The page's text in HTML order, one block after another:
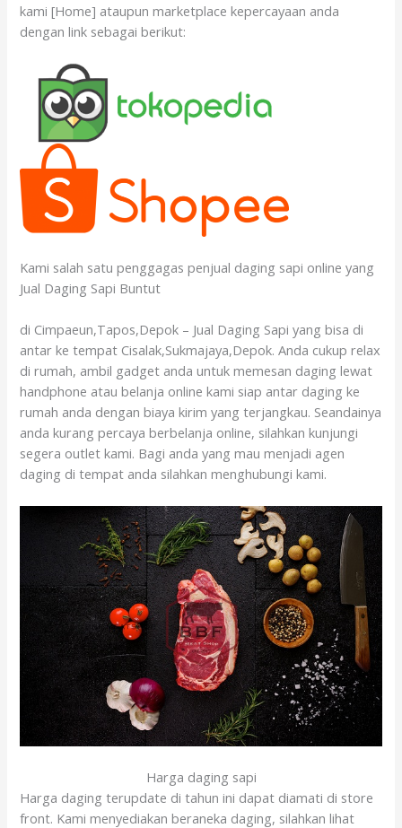
kami [Home] ataupun marketplace kepercayaan anda
dengan link sebagai berikut:
Kami salah satu penggagas penjual daging sapi online yang
Jual Daging Sapi Buntut
di Cimpaeun,Tapos,Depok – Jual Daging Sapi yang bisa di
antar ke tempat Cisalak,Sukmajaya,Depok. Anda cukup relax
di rumah, ambil gadget anda untuk memesan daging lewat
handphone atau belanja online kami siap antar daging ke
rumah anda dengan biaya kirim yang terjangkau. Seandainya
anda kurang percaya berbelanja online, silahkan kunjungi
segera outlet kami. Bagi anda yang mau menjadi agen
daging di tempat anda silahkan menghubungi kami.
Harga daging sapi
Harga daging terupdate di tahun ini dapat diamati di store
front. Kami menyediakan beraneka daging, silahkan lihat